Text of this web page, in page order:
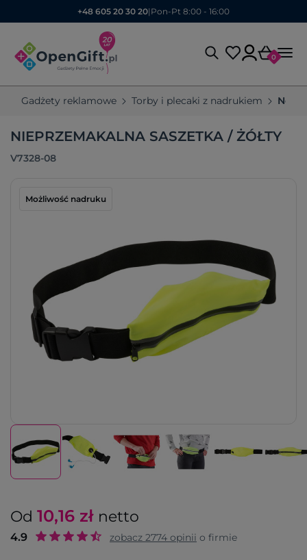
+48 605 20 30 20| Pon-Pt 8:00 - 16:00
0
Gadżety reklamowe Torby i plecaki z nadrukiem
NIEPRZEMAKALNA SASZETKA / ŻÓŁTY
V7328-08
Możliwość nadruku
Od 10,16 zł netto
4.9 zobacz 2774 opinii o firmie